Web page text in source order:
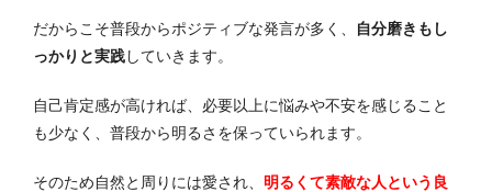
だからこそ普段からポジティブな発言が多く、
自分磨きもし
っかりと実践していきます。
自己肯定感が高ければ、必要以上に悩みや不安を感じること
も少なく、普段から明るさを保っていられます。
そのため自然と周りには愛され、 明るくて素敵な人という良